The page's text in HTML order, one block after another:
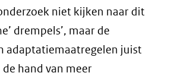
niet kijken naar dit
drempels’, maar de
adaptatiemaatregelen juist
hand van meer